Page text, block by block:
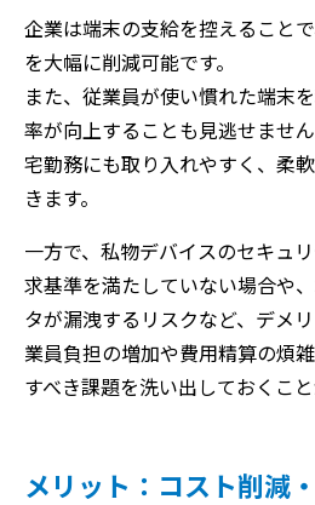
企業は端末の支給を控えること
を大幅に削減可能です。
また、従業員が使い慣れた端末
率が向上することも見逃せませ
宅勤務にも取り入れやすく、柔
きます。
一方で、私物デバイスのセキュ
求基準を満たしていない場合や
タが漏洩するリスクなど、デメ
業員負担の増加や費用精算の煩
すべき課題を洗い出しておくこと
メリット：コスト削減